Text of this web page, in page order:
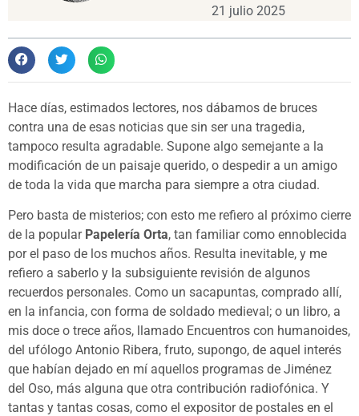
21 julio 2025
Hace días, estimados lectores, nos dábamos de bruces
contra una de esas noticias que sin ser una tragedia,
tampoco resulta agradable. Supone algo semejante a la
modificación de un paisaje querido, o despedir a un amigo
de toda la vida que marcha para siempre a otra ciudad.
Pero basta de misterios; con esto me refiero al próximo cierre
de la popular Papelería Orta, tan familiar como ennoblecida
por el paso de los muchos años. Resulta inevitable, y me
refiero a saberlo y la subsiguiente revisión de algunos
recuerdos personales. Como un sacapuntas, comprado allí,
en la infancia, con forma de soldado medieval; o un libro, a
mis doce o trece años, llamado Encuentros con humanoides,
del ufólogo Antonio Ribera, fruto, supongo, de aquel interés
que habían dejado en mí aquellos programas de Jiménez
del Oso, más alguna que otra contribución radiofónica. Y
tantas y tantas cosas, como el expositor de postales en el